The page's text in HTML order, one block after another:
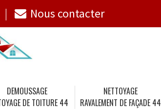
Nous contacter
DEMOUSSAGE
DE TOITURE 44
NETTOYAGE
RAVALEMENT DE FAÇADE 44